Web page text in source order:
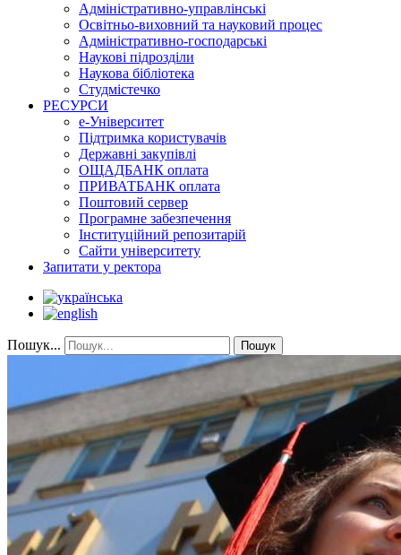
Адміністративно-управлінські
Освітньо-виховний та науковий процес
Адміністративно-господарські
Наукові підрозділи
Наукова бібліотека
Студмістечко
РЕСУРСИ
е-Університет
Підтримка користувачів
Державні закупівлі
ОЩАДБАНК оплата
ПРИВАТБАНК оплата
Поштовий сервер
Програмне забезпечення
Інституційний репозитарій
Сайти університету
Запитати у ректора
Пошук... Пошук